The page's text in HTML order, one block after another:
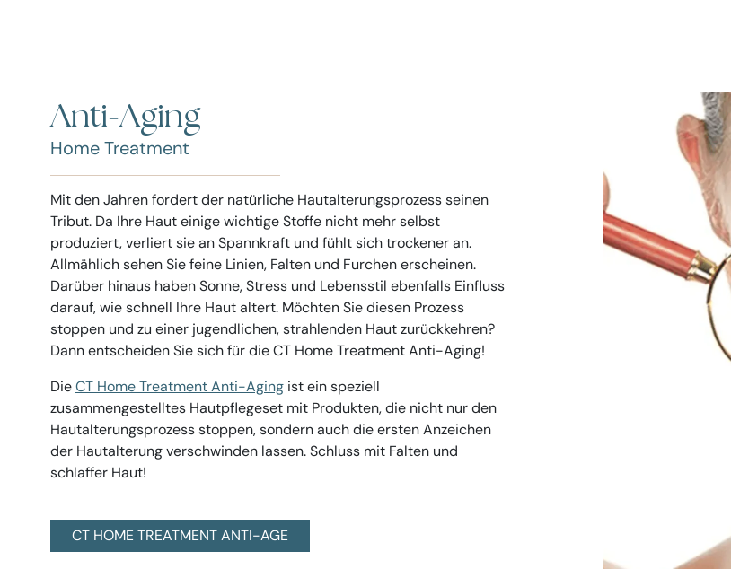
Anti-Aging
Home Treatment
Mit den Jahren fordert der natürliche Hautalterungsprozess seinen
Tribut. Da Ihre Haut einige wichtige Stoffe nicht mehr selbst
produziert, verliert sie an Spannkraft und fühlt sich trockener an.
Allmählich sehen Sie feine Linien, Falten und Furchen erscheinen.
Darüber hinaus haben Sonne, Stress und Lebensstil ebenfalls Einfluss
darauf, wie schnell Ihre Haut altert. Möchten Sie diesen Prozess
stoppen und zu einer jugendlichen, strahlenden Haut zurückkehren?
Dann entscheiden Sie sich für die CT Home Treatment Anti-Aging!
DieCT Home Treatment Anti-Aging ist ein speziell
zusammengestelltes Hautpflegeset mit Produkten, die nicht nur den
Hautalterungsprozess stoppen, sondern auch die ersten Anzeichen
der Hautalterung verschwinden lassen. Schluss mit Falten und
schlaffer Haut!
CT HOME TREATMENT ANTI-AGE